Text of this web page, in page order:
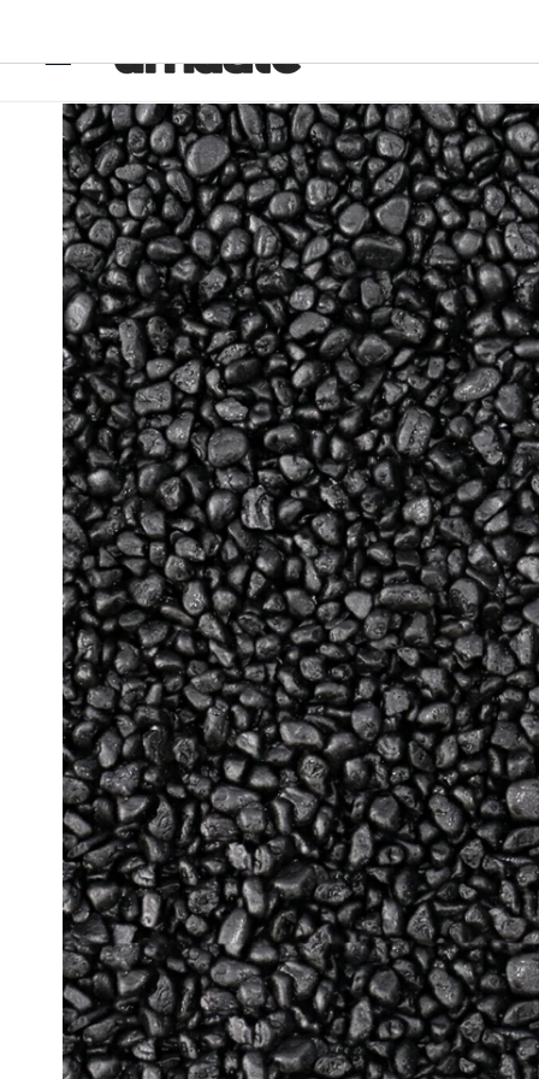
directamente
a la
información
del producto